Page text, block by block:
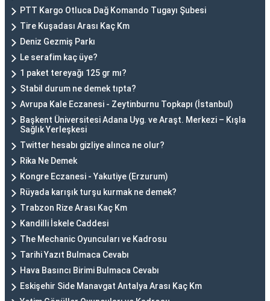
PTT Kargo Otluca Dağ Komando Tugayı Şubesi
Tire Kuşadası Arası Kaç Km
Deniz Gezmiş Parkı
Le serafim kaç üye?
1 paket tereyağı 125 gr mı?
Stabil durum ne demek tıpta?
Avrupa Kale Eczanesi - Zeytinburnu Topkapı (İstanbul)
Başkent Üniversitesi Adana Uyg. ve Araşt. Merkezi – Kışla
Sağlık Yerleşkesi
Twitter hesabı gizliye alınca ne olur?
Rika Ne Demek
Kongre Eczanesi - Yakutiye (Erzurum)
Rüyada karışık turşu kurmak ne demek?
Trabzon Rize Arası Kaç Km
Kandilli İskele Caddesi
The Mechanic Oyuncuları ve Kadrosu
Tarihi Yazıt Bulmaca Cevabı
Hava Basıncı Birimi Bulmaca Cevabı
Eskişehir Side Manavgat Antalya Arası Kaç Km